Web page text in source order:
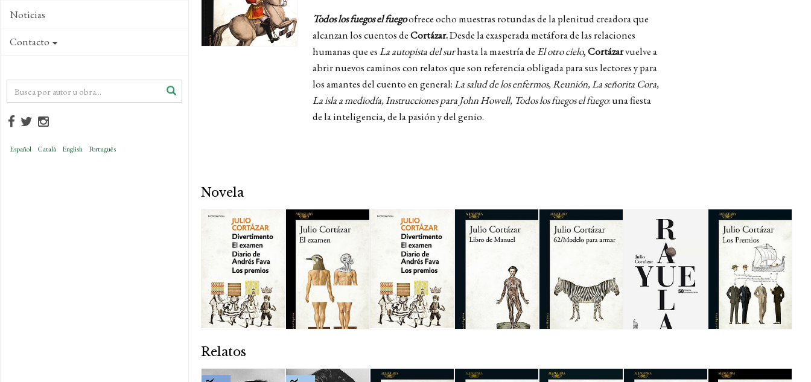
Noticias
Contacto
Español Català English Português
Todos los fuegos el fuegoofrece ocho muestras rotundas de la plenitud creadora que
alcanzan los cuentos deCortázar.Desde la exasperada metáfora de las relaciones
humanas que esLa autopista del surhasta la maestría de El otro cielo,Cortázarvuelve a
abrir nuevos caminos con relatos que son referencia obligada para sus lectores y para
los amantes del cuento en general:La salud de los enfermos, Reunión, La señorita Cora,
La isla a mediodía, Instrucciones para John Howell, Todos los fuegos el fuego: una fiesta
de la inteligencia, de la pasión y del genio.
Novela
Relatos